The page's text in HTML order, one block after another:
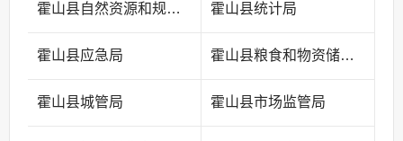
霍山县自然资源和规划局 霍山县统计局
霍山县应急局 霍山县粮食和物资储备中心
霍山县城管局 霍山县市场监管局